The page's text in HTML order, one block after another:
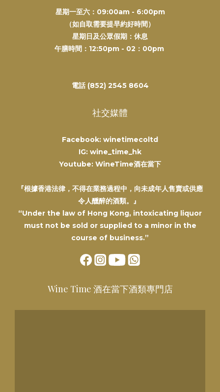
星期一至六：09:00am - 6:00pm
（如自取需要提早約好時間）
星期日及公眾假期：休息
午膳時間：12:50pm - 02：00pm
電話 (852) 2545 8604
社交媒體
Facebook: winetimecoltd
IG: wine_time_hk
Youtube: WineTime酒在當下
『根據香港法律，不得在業務過程中，向未成年人售賣或供應
令人醺醉的酒類。』
“Under the law of Hong Kong, intoxicating liquor
must not be sold or supplied to a minor in the
course of business.”
Wine Time 酒在當下酒類專門店